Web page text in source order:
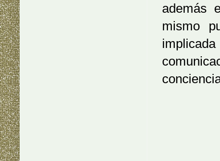
además
mismo